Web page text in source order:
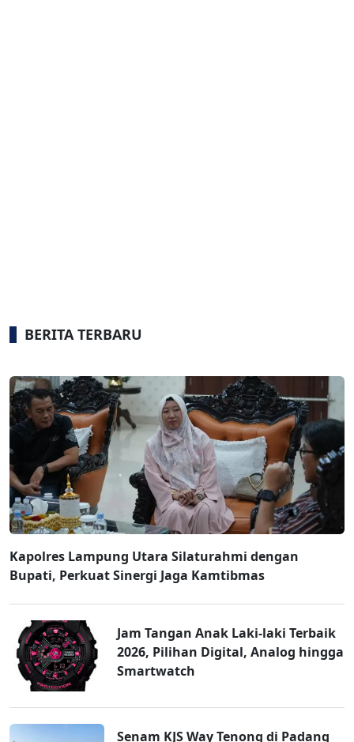
BERITA TERBARU
Kapolres Lampung Utara Silaturahmi dengan
Bupati, Perkuat Sinergi Jaga Kamtibmas
Jam Tangan Anak Laki-laki Terbaik
2026, Pilihan Digital, Analog hingga
Smartwatch
Senam KJS Way Tenong di Padang